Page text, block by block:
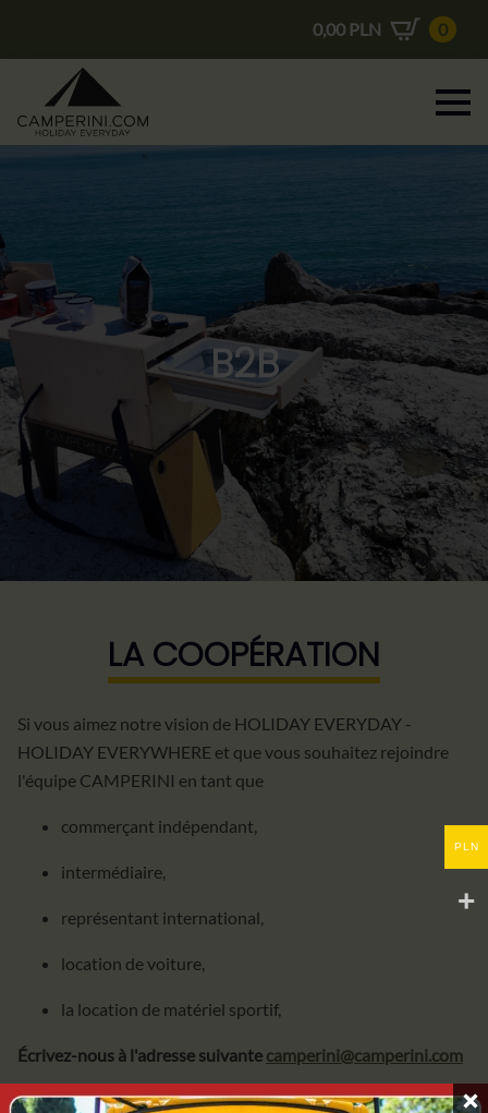
0,00 PLN 0
B2B
LA COOPÉRATION
Si vous aimez notre vision de HOLIDAY EVERYDAY -
HOLIDAY EVERYWHERE et que vous souhaitez rejoindre
l'équipe CAMPERINI en tant que
commerçant indépendant,
intermédiaire,
représentant international,
location de voiture,
la location de matériel sportif,
Écrivez-nous à l'adresse suivante camperini@camperini.com
Nous attendons déjà ;-)
PLN